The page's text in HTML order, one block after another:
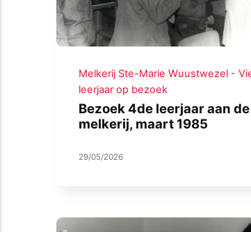
Melkerij Ste-Marie Wuustwezel -
leerjaar op bezoek
Bezoek 4de leerjaar aan de
melkerij, maart 1985
29/05/2026